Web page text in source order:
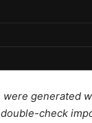
generated
check